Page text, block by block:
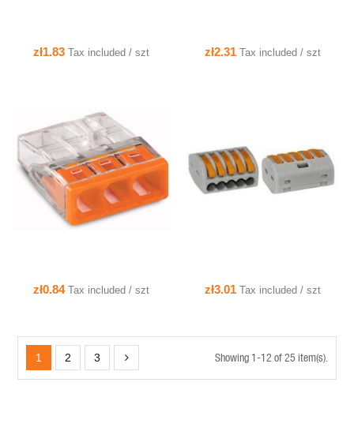
zł1.83 Tax included / szt zł2.31 Tax included / szt
QUICK VIEW
zł0.84 Tax included / szt
QUICK VIEW
zł3.01 Tax included / szt
1 2 3 Showing 1-12 of 25 item(s).